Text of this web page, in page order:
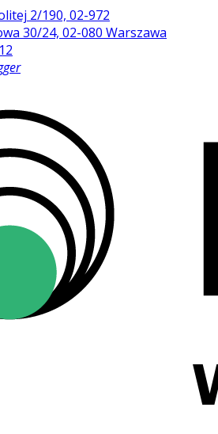
2/190, 02-972
30/24, 02-080 Warszawa